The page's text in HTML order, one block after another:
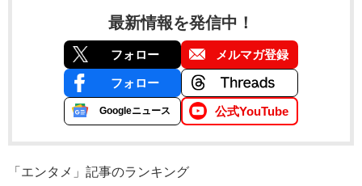
最新情報を発信中！
フォロー メルマガ登録
フォロー
Googleニュース 公式YouTube
「エンタメ」記事のランキング